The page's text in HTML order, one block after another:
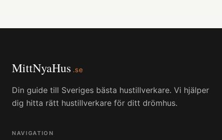
MittNyaHus .se
Din guide till Sveriges bästa hustillverkare. Vi hjälper
dig hitta rätt hustillverkare för ditt drömhus.
NAVIGATION